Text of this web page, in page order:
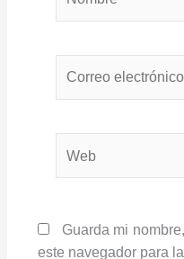
Guarda mi
este navegador para